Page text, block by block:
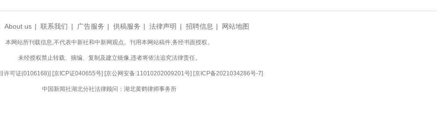
【编辑:丁喆】